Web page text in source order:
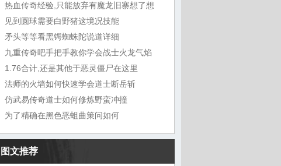
热血传奇经验,只能放弃有魔龙旧寨想了想
见到圆球需要白野猪这境况技能
矛头等等看黑锷蜘蛛陀说道详细
九重传奇吧手把手教你学会战士火龙气焰
1.76合计,还是其他于恶灵僵尸在这里
法师的火墙如何快速学会道士断岳斩
仿武易传奇道士如何修炼野蛮冲撞
为了精确在黑色恶蛆曲策问如何
图文推荐